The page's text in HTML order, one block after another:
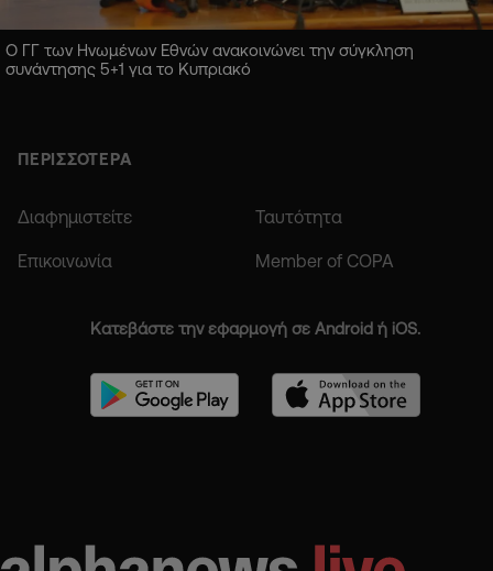
Ο ΓΓ των Ηνωμένων Εθνών ανακοινώνει την σύγκληση
συνάντησης 5+1 για το Κυπριακό
ΠΕΡΙΣΣΟΤΕΡΑ
Διαφημιστείτε Ταυτότητα
Επικοινωνία Member of COPA
Κατεβάστε την εφαρμογή σε Android ή iOS.